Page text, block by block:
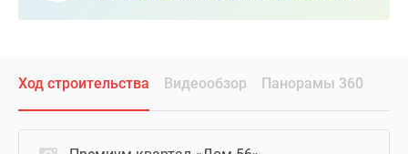
Ход строительства Видеообзор Панорамы 360